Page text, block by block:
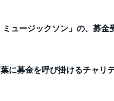
ュージックソン」の、募金
に募金を呼び掛けるチャリ